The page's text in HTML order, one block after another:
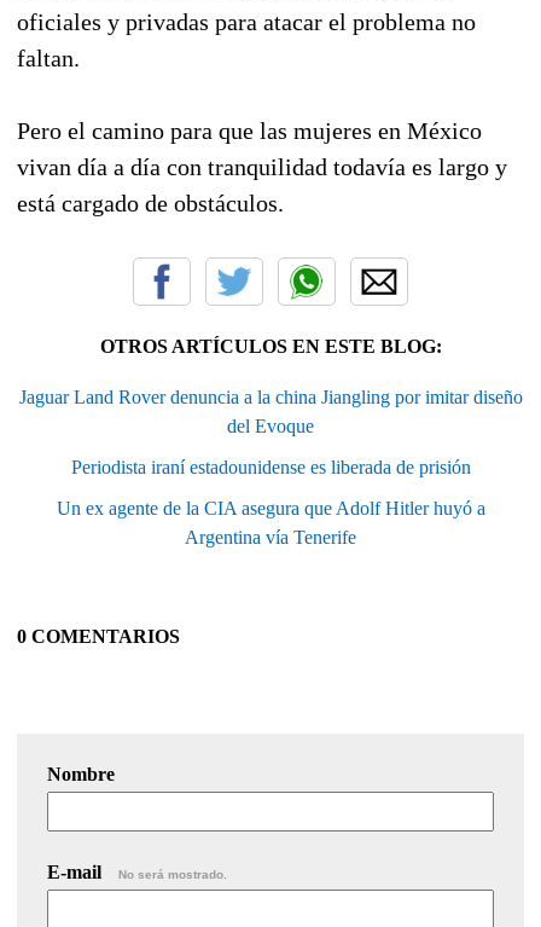
oficiales y privadas para atacar el problema no
faltan.
Pero el camino para que las mujeres en México
vivan día a día con tranquilidad todavía es largo y
está cargado de obstáculos.
OTROS ARTÍCULOS EN ESTE BLOG:
Jaguar Land Rover denuncia a la china Jiangling por imitar diseño
del Evoque
Periodista iraní estadounidense es liberada de prisión
Un ex agente de la CIA asegura que Adolf Hitler huyó a
Argentina vía Tenerife
0 COMENTARIOS
Nombre
E-mail No será mostrado.